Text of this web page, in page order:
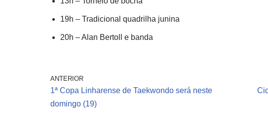
19h – Tradicional quadrilha junina
20h – Alan Bertoll e banda
ANTERIOR
1ª Copa Linharense de Taekwondo será neste
domingo (19)